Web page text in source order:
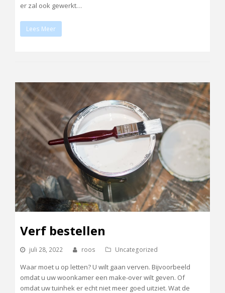
er zal ook gewerkt…
Lees Meer
Verf bestellen
juli 28, 2022 roos Uncategorized
Waar moet u op letten? U wilt gaan verven. Bijvoorbeeld
omdat u uw woonkamer een make-over wilt geven. Of
omdat uw tuinhek er echt niet meer goed uitziet. Wat de